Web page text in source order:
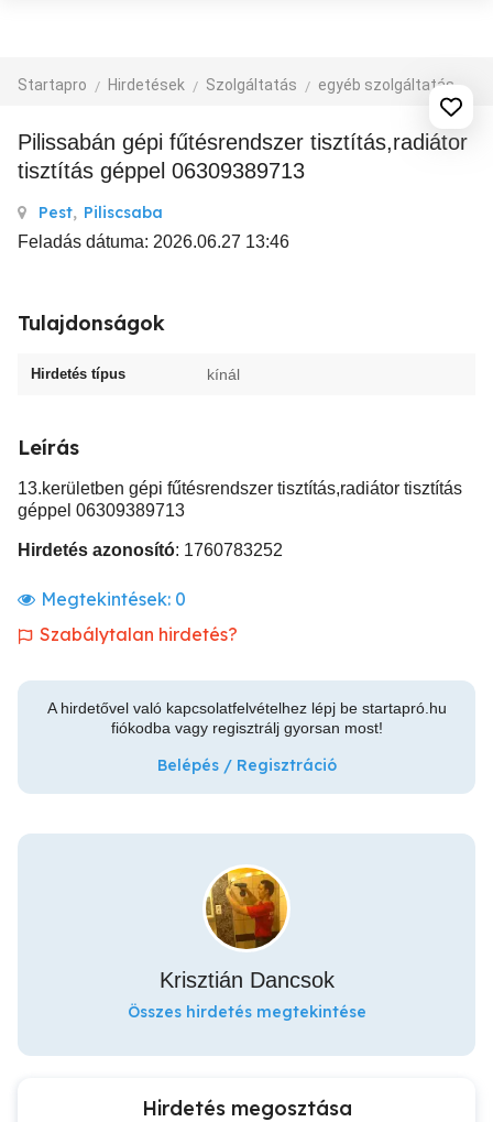
Startapro Hirdetések Szolgáltatás egyéb szolgáltatás
Pilissabán gépi fűtésrendszer tisztítás,radiátor
tisztítás géppel 06309389713
Pest, Piliscsaba
Feladás dátuma: 2026.06.27 13:46
Tulajdonságok
Hirdetés típus kínál
Leírás
13.kerületben gépi fűtésrendszer tisztítás,radiátor tisztítás
géppel 06309389713
Hirdetés azonosító: 1760783252
Megtekintések: 0
Szabálytalan hirdetés?
A hirdetővel való kapcsolatfelvételhez lépj be startapró.hu
fiókodba vagy regisztrálj gyorsan most!
Belépés / Regisztráció
Krisztián Dancsok
Összes hirdetés megtekintése
Hirdetés megosztása